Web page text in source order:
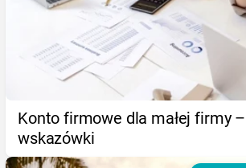
Konto firmowe dla małej firmy
wskazówki